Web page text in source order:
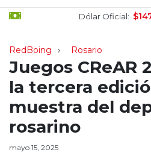
Dólar Oficial: $1470 /
RedBoing Rosario
Juegos CReAR
la tercera
muestra del
rosarino
mayo 15, 2025